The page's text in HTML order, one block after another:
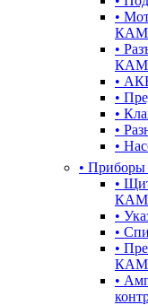
•
•
•
•
•
•
•
•
•
•
•
•
•